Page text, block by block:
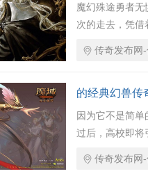
魔幻殊途勇者
次的走去，凭借
传奇发布网
的经典幻兽传
因为它不是简
过后，高校即将
传奇发布网